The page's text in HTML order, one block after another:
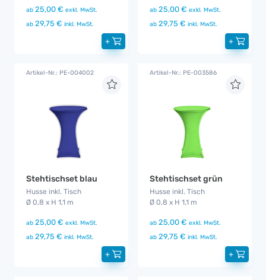
ab 25,00 € exkl. MwSt.
ab 29,75 € inkl. MwSt.
+
ab 25,00 € exkl. MwSt.
ab 29,75 € inkl. MwSt.
+
Artikel-Nr.: PE-004002
Stehtischset blau
Husse inkl. Tisch
Ø 0,8 x H 1,1 m
ab 25,00 € exkl. MwSt.
ab 29,75 € inkl. MwSt.
+
Artikel-Nr.: PE-003586
Stehtischset grün
Husse inkl. Tisch
Ø 0,8 x H 1,1 m
ab 25,00 € exkl. MwSt.
ab 29,75 € inkl. MwSt.
+